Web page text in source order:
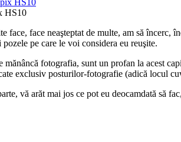
HS10
face, face neaşteptat de multe, am să încerc,
pe care le voi considera eu reuşite.
mănâncă fotografia, sunt un profan la acest
exclusiv posturilor-fotografie (adică locul
vă arăt mai jos ce pot eu deocamdată să